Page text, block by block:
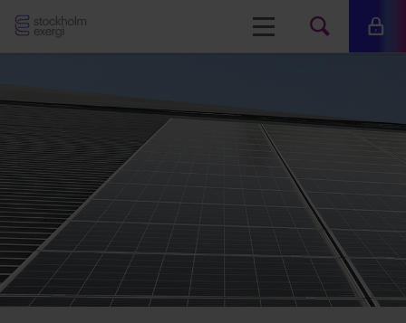
Stockholm
Meny Sök Mina
på